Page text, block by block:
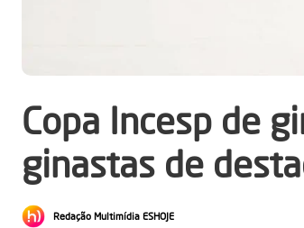
Copa Incesp de
ginastas de
Redação Multimídia ESHOJE